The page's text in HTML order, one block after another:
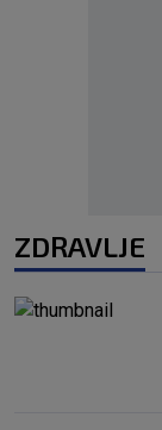
ZDRAVLJE